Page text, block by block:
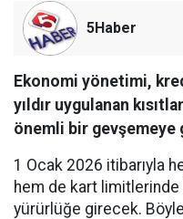
5Haber
Ekonomi yönetimi,
yıldır uygulanan
önemli bir gevşemeye
1 Ocak 2026 itibarıyla
hem de kart
yürürlüğe girecek.